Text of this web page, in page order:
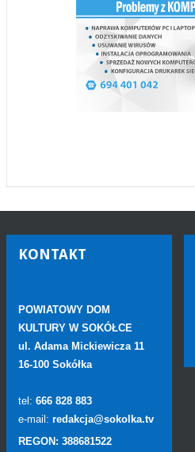
KONTAKT
POWIATOWY DOM
KULTURY W SOKÓŁCE
ul. Adama Mickiewicza 11
16-100 Sokółka
tel: 666 828 883
e-mail: redakcja@sokolka.tv
REGON: 388681522